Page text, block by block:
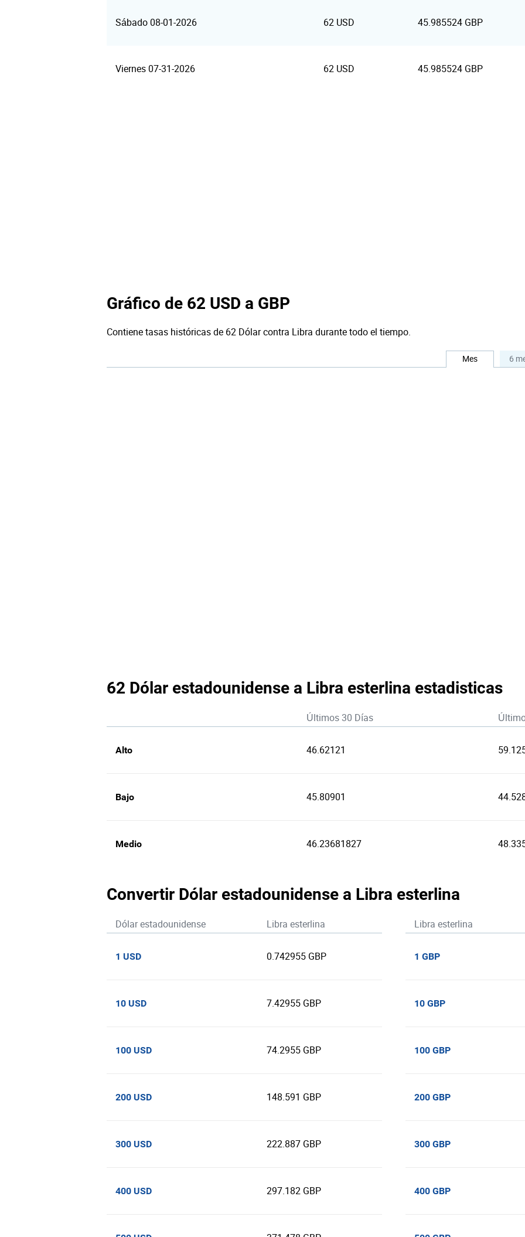
Sábado 08-01-2026 62 USD 45.985524 GBP
Viernes 07-31-2026 62 USD 45.985524 GBP
Gráfico de 62 USD a GBP
Contiene tasas históricas de 62 Dólar contra Libra durante todo el tiempo.
Mes 6
62 Dólar estadounidense a Libra esterlina estadisticas
Últimos 30 Días
Alto 46.62121
Bajo 45.80901
Medio 46.23681827
Convertir Dólar estadounidense a Libra esterlina
Dólar estadounidense Libra esterlina
1 USD 0.742955 GBP
10 USD 7.42955 GBP
100 USD 74.2955 GBP
200 USD 148.591 GBP
300 USD 222.887 GBP
400 USD 297.182 GBP
Libra esterlina
1 GBP
10 GBP
100 GBP
200 GBP
300 GBP
400 GBP